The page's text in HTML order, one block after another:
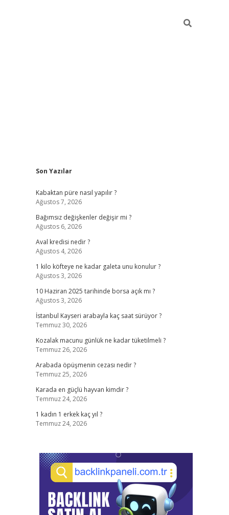
Sidebar
Son Yazılar
Kabaktan püre nasıl yapılır ?
Ağustos 7, 2026
Bağımsız değişkenler değişir mi ?
Ağustos 6, 2026
Aval kredisi nedir ?
Ağustos 4, 2026
1 kilo köfteye ne kadar galeta unu konulur ?
Ağustos 3, 2026
10 Haziran 2025 tarihinde borsa açık mı ?
Ağustos 3, 2026
İstanbul Kayseri arabayla kaç saat sürüyor ?
Temmuz 30, 2026
Kozalak macunu günlük ne kadar tüketilmeli ?
Temmuz 26, 2026
Arabada öpüşmenin cezası nedir ?
Temmuz 25, 2026
Karada en güçlü hayvan kimdir ?
Temmuz 24, 2026
1 kadın 1 erkek kaç yıl ?
Temmuz 24, 2026